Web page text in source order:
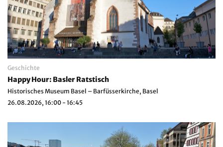
Geschichte
Happy Hour: Basler Ratstisch
Historisches Museum Basel – Barfüsserkirche, Basel
26.08.2026, 16:00 - 16:45